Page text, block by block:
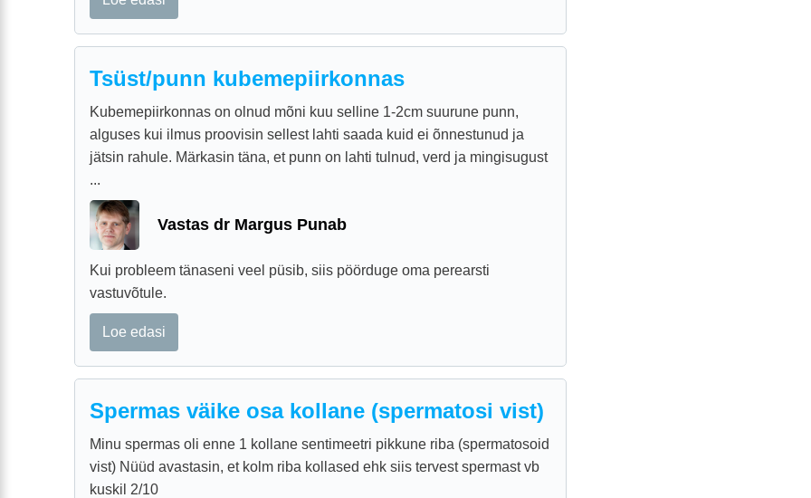
Tsüst/punn kubemepiirkonnas
Kubemepiirkonnas on olnud mõni kuu selline 1-2cm suurune punn,
alguses kui ilmus proovisin sellest lahti saada kuid ei õnnestunud ja
jätsin rahule. Märkasin täna, et punn on lahti tulnud, verd ja mingisugust
...
Vastas dr Margus Punab
Kui probleem tänaseni veel püsib, siis pöörduge oma perearsti
vastuvõtule.
Loe edasi
Spermas väike osa kollane (spermatosi vist)
Minu spermas oli enne 1 kollane sentimeetri pikkune riba (spermatosoid
vist) Nüüd avastasin, et kolm riba kollased ehk siis tervest spermast vb
kuskil 2/10